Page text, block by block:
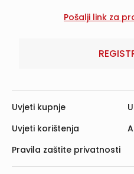
Uvjeti kupnje
Uvjeti korištenja
Pravila zaštite privatnosti